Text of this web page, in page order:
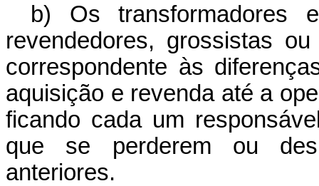
b) Os transformadores
revendedores, grossistas
correspondente às
aquisição e revenda até a
ficando cada um
que se perderem ou
anteriores.